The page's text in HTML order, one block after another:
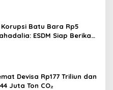
Batu Bara Rp5
ESDM Siap Berikan
Devisa Rp177 Triliun dan
Juta Ton CO₂